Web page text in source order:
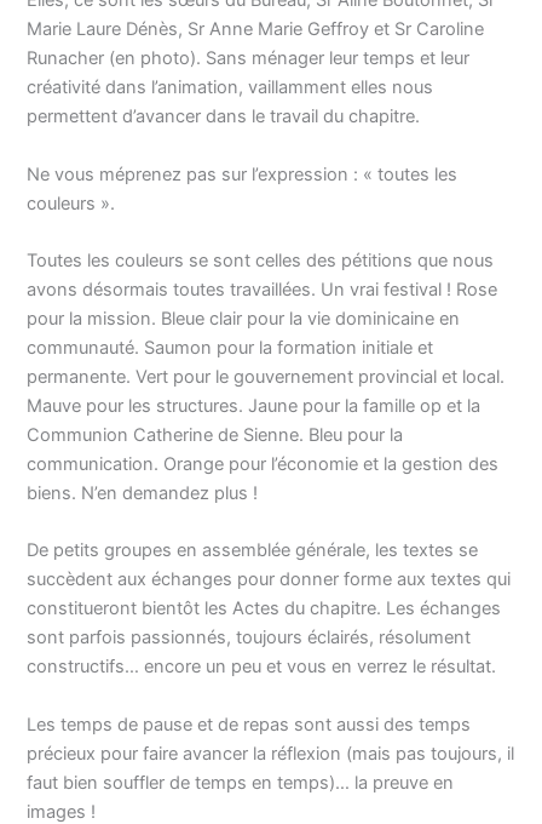
Marie Laure Dénès, Sr Anne Marie Geffroy et Sr Caroline
Runacher (en photo). Sans ménager leur temps et leur
créativité dans l’animation, vaillamment elles nous
permettent d’avancer dans le travail du chapitre.
Ne vous méprenez pas sur l’expression : « toutes les
couleurs ».
Toutes les couleurs se sont celles des pétitions que nous
avons désormais toutes travaillées. Un vrai festival ! Rose
pour la mission. Bleue clair pour la vie dominicaine en
communauté. Saumon pour la formation initiale et
permanente. Vert pour le gouvernement provincial et local.
Mauve pour les structures. Jaune pour la famille op et la
Communion Catherine de Sienne. Bleu pour la
communication. Orange pour l’économie et la gestion des
biens. N’en demandez plus !
De petits groupes en assemblée générale, les textes se
succèdent aux échanges pour donner forme aux textes qui
constitueront bientôt les Actes du chapitre. Les échanges
sont parfois passionnés, toujours éclairés, résolument
constructifs… encore un peu et vous en verrez le résultat.
Les temps de pause et de repas sont aussi des temps
précieux pour faire avancer la réflexion (mais pas toujours, il
faut bien souffler de temps en temps)… la preuve en
images !